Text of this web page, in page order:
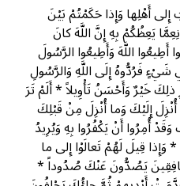
إِلى أَهْلِها وَإِذا حَكَمْتُمْ بَيْنَ
يَعِظُكُمْ بِهِ إِنَّ اللَّهَ كانَ
أَطِيعُوا اللَّهَ وَأَطِيعُوا الرَّسُولَ
شَيْءٍ فَرُدُّوهُ إِلَى اللَّهِ وَالرَّسُولِ
ذلِكَ خَيْرٌ وَأَحْسَنُ تَأْوِيلاً * أَلَمْ تَرَ
أُنْزِلَ إِلَيْكَ وَما أُنْزِلَ مِنْ قَبْلِكَ
أُمِرُوا أَنْ يَكْفُرُوا بِهِ وَيُرِيدُ
قِيلَ لَهُمْ تَعالَوْا إِلى ما
يَصُدُّونَ عَنْكَ صُدُوداً *